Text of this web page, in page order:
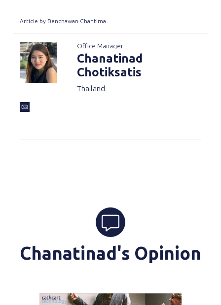
Article by Benchawan Chantima
Office Manager
Chanatinad
Chotiksatis
Thailand
Chanatinad's Opinion